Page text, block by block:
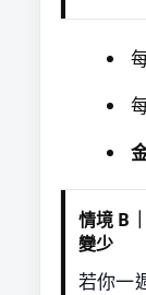
情境 B
變少
若你一